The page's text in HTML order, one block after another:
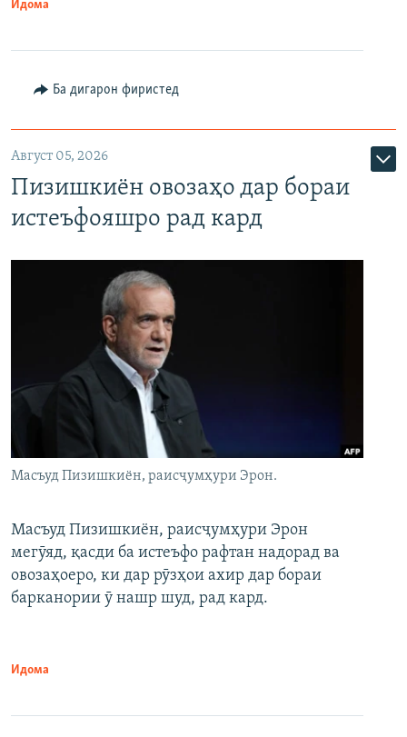
Идома
Ба дигарон фиристед
Август 05, 2026
Пизишкиён овозаҳо дар бораи
истеъфояшро рад кард
Масъуд Пизишкиён, раисҷумҳури Эрон.
Масъуд Пизишкиён, раисҷумҳури Эрон
мегӯяд, қасди ба истеъфо рафтан надорад ва
овозаҳоеро, ки дар рӯзҳои ахир дар бораи
барканории ӯ нашр шуд, рад кард.
Идома